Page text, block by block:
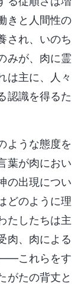
きと人間性の
され、いのち
みが、肉に霊
は主に、人々
認識を得るた
ような態度を
葉が肉におい
の出現につい
どのように理
たしたちは主
肉、肉による
これらをす
がたの背丈と